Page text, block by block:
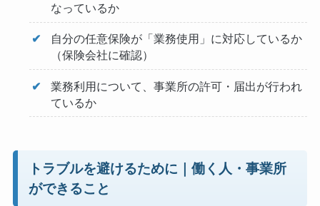
なっているか
自分の任意保険が「業務使用」に対応しているか
（保険会社に確認）
業務利用について、事業所の許可・届出が行われ
ているか
トラブルを避けるために｜働く人・事業所
ができること